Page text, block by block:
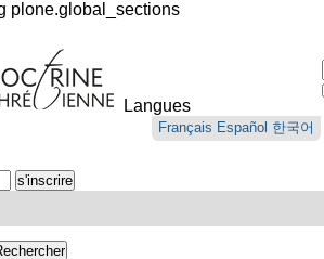
plone.global_sections
Langues
Français Español 한국어